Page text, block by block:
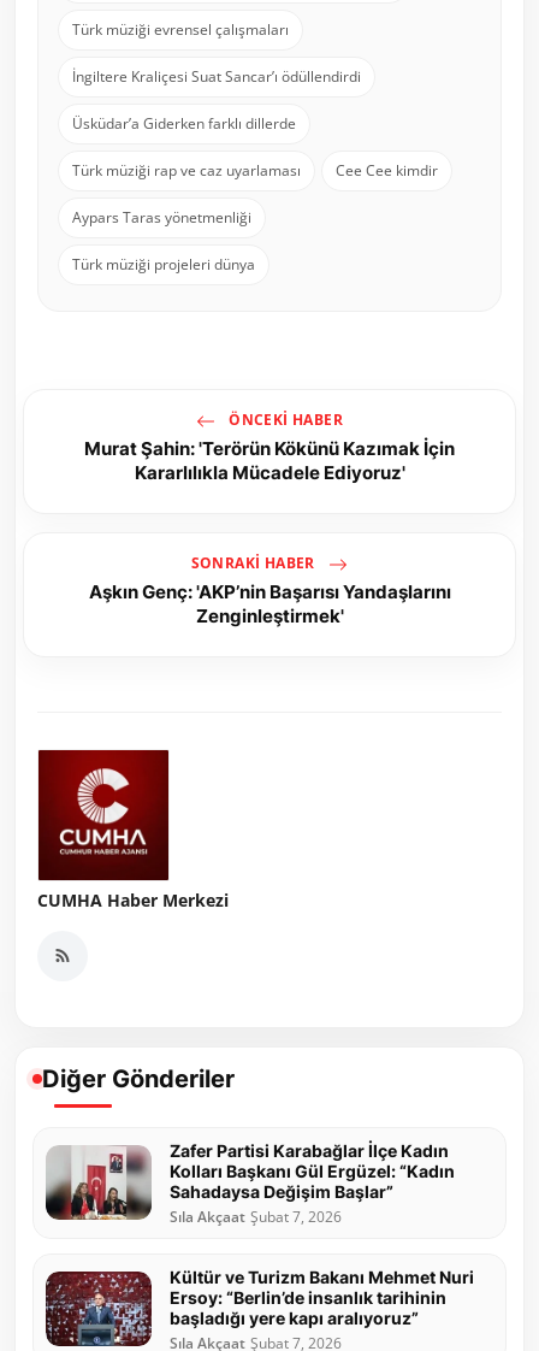
Türk müziği evrensel çalışmaları
İngiltere Kraliçesi Suat Sancar’ı ödüllendirdi
Üsküdar’a Giderken farklı dillerde
Türk müziği rap ve caz uyarlaması Cee Cee kimdir
Aypars Taras yönetmenliği
Türk müziği projeleri dünya
ÖNCEKI HABER
Murat Şahin: 'Terörün Kökünü Kazımak İçin
Kararlılıkla Mücadele Ediyoruz'
SONRAKI HABER
Aşkın Genç: 'AKP’nin Başarısı Yandaşlarını
Zenginleştirmek'
CUMHA Haber Merkezi
Diğer Gönderiler
Zafer Partisi Karabağlar İlçe Kadın
Kolları Başkanı Gül Ergüzel: “Kadın
Sahadaysa Değişim Başlar”
Sıla Akçaat Şubat 7, 2026
Kültür ve Turizm Bakanı Mehmet Nuri
Ersoy: “Berlin’de insanlık tarihinin
başladığı yere kapı aralıyoruz”
Sıla Akçaat Şubat 7, 2026